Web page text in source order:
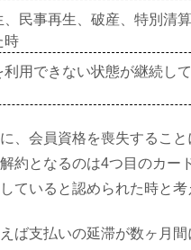
、民事再生、破産、特別清
時
利用できない状態が継続し
に、会員資格を喪失するこ
約となるのは4つ目のカー
ていると認められた時と考
ば支払いの延滞が数ヶ月